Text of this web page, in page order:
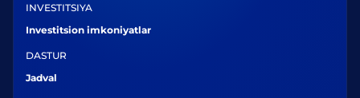
INVESTITSIYA
Investitsion imkoniyatlar
DASTUR
Jadval